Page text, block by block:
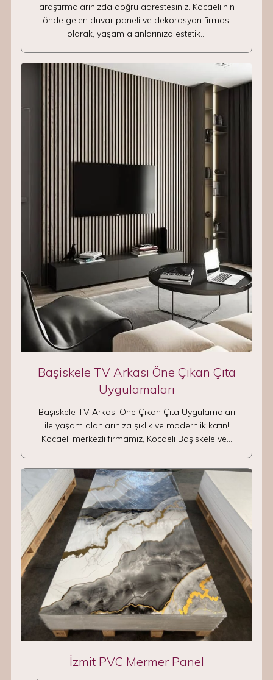
araştırmalarınızda doğru adrestesiniz. Kocaeli’nin
önde gelen duvar paneli ve dekorasyon firması
olarak, yaşam alanlarınıza estetik…
Başiskele TV Arkası Öne Çıkan Çıta
Uygulamaları
Başiskele TV Arkası Öne Çıkan Çıta Uygulamaları
ile yaşam alanlarınıza şıklık ve modernlik katın!
Kocaeli merkezli firmamız, Kocaeli Başiskele ve…
İzmit PVC Mermer Panel